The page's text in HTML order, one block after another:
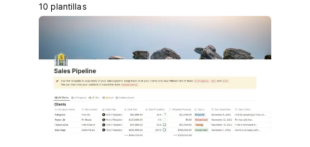
10 plantillas